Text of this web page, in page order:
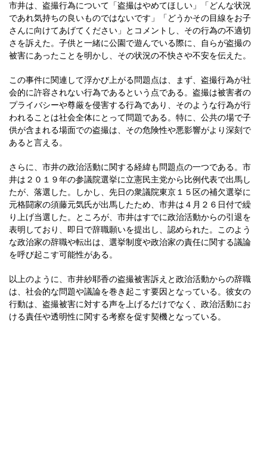
市井は、盗撮行為について「盗撮はやめてほしい」「どんな状況
であれ気持ちの良いものではないです」「どうかその目線をお子
さんに向けてあげてください」とコメントし、その行為の不適切
さを訴えた。子供と一緒に公園で遊んでいる際に、自らが盗撮の
被害にあったことを明かし、その状況の不快さや不安を伝えた。
この事件に関連して浮かび上がる問題点は、まず、盗撮行為が社
会的に許容されない行為であるという点である。盗撮は被害者の
プライバシーや尊厳を侵害する行為であり、そのような行為が行
われることは社会全体にとって問題である。特に、公共の場で子
供が含まれる場面での盗撮は、その危険性や悪影響がより深刻で
あると言える。
さらに、市井の政治活動に関する経緯も問題点の一つである。市
井は２０１９年の参議院選挙に立憲民主党から比例代表で出馬し
たが、落選した。しかし、先日の衆議院東京１５区の補欠選挙に
元格闘家の須藤元気氏が出馬したため、市井は４月２６日付で繰
り上げ当選した。ところが、市井はすでに政治活動からの引退を
表明しており、即日で辞職願いを提出し、認められた。このよう
な政治家の辞職や転出は、選挙制度や政治家の責任に関する議論
を呼び起こす可能性がある。
以上のように、市井紗耶香の盗撮被害訴えと政治活動からの辞職
は、社会的な問題や議論を巻き起こす要因となっている。彼女の
行動は、盗撮被害に対する声を上げるだけでなく、政治活動にお
ける責任や透明性に関する考察を促す契機となっている。